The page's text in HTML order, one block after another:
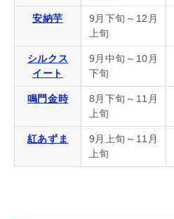
安納芋
9月下旬～12月
上旬
シルクス
イート
9月中旬～10月
下旬
鳴門金時
8月下旬～11月
上旬
紅あずま
9月上旬～11月
上旬